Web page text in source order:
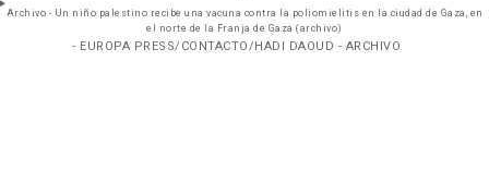
Archivo - Un niño palestino recibe una vacuna contra la poliomielitis en la ciudad de Gaza, en
el norte de la Franja de Gaza (archivo)
- EUROPA PRESS/CONTACTO/HADI DAOUD - ARCHIVO